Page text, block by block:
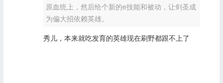
原血统上，然后给个新的e技能和被动，让剑圣成
为偏大招依赖英雄。
秀儿，本来就吃发育的英雄现在刷野都跟不上了